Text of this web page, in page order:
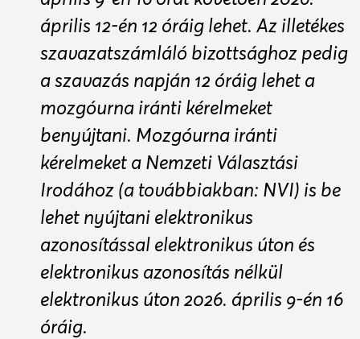
április 12-én 12 óráig lehet. Az illetékes
szavazatszámláló bizottsághoz pedig
a szavazás napján 12 óráig lehet a
mozgóurna iránti kérelmeket
benyújtani. Mozgóurna iránti
kérelmeket a Nemzeti Választási
Irodához (a továbbiakban: NVI) is be
lehet nyújtani elektronikus
azonosítással elektronikus úton és
elektronikus azonosítás nélkül
elektronikus úton 2026. április 9-én 16
óráig.